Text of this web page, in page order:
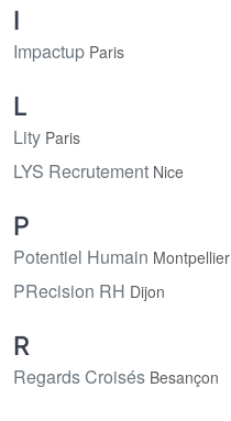
I
Impactup Paris
L
Lity Paris
LYS Recrutement Nice
P
Potentiel Humain Montpellier
PRecision RH Dijon
R
Regards Croisés Besançon